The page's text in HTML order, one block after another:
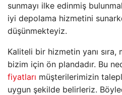
sunmayı ilke edinmiş
iyi depolama hizmetini
düşünmekteyiz.
Kaliteli bir hizmetin yanı
bizim için ön plandadır. Bu
fiyatları müşterilerimizin
uygun şekilde belirleriz.